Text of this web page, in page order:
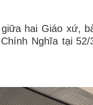
hai Giáo xứ,
Nghĩa tại